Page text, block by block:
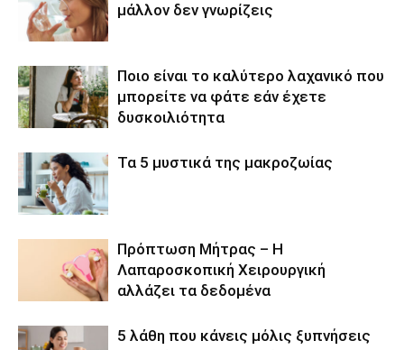
μάλλον δεν γνωρίζεις
Ποιο είναι το καλύτερο λαχανικό που
μπορείτε να φάτε εάν έχετε
δυσκοιλιότητα
Τα 5 μυστικά της μακροζωίας
Πρόπτωση Μήτρας – Η
Λαπαροσκοπική Χειρουργική
αλλάζει τα δεδομένα
5 λάθη που κάνεις μόλις ξυπνήσεις